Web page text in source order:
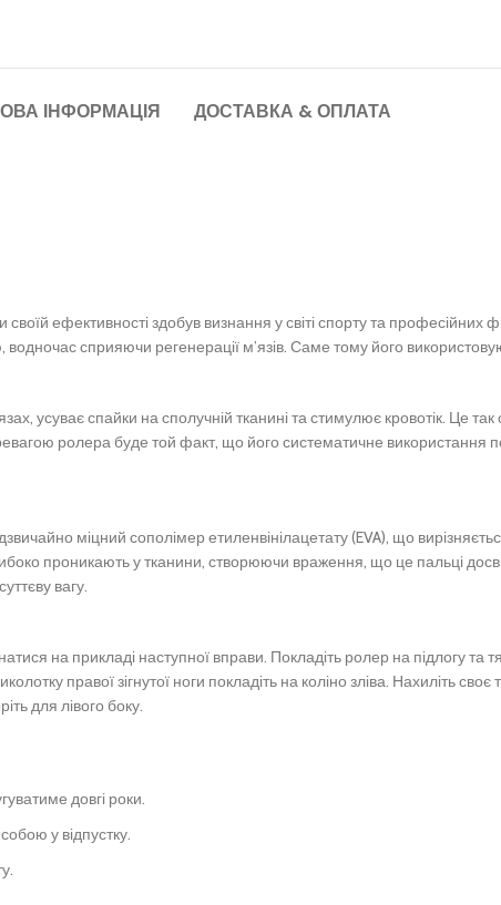
ІНФОРМАЦІЯ ДОСТАВКА & ОПЛАТА
ефективності здобув визнання у світі спорту та професійних
сприяючи регенерації м’язів. Саме тому його
усуває спайки на сполучній тканині та стимулює кровотік. Це так
ролера буде той факт, що його систематичне використання
міцний сополімер етиленвінілацетату (EVA), що
проникають у тканини, створюючи враження, що це пальці
вагу.
на прикладі наступної вправи. Покладіть ролер на підлогу та
правої зігнутої ноги покладіть на коліно зліва. Нахиліть своє
для лівого боку.
довгі роки.
у відпустку.